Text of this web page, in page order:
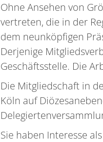
Ohne Ansehen von
vertreten, die in der
dem neunköpfigen
Derjenige
Geschäftsstelle. Die
Die Mitgliedschaft in
Köln auf
Sie haben Interesse